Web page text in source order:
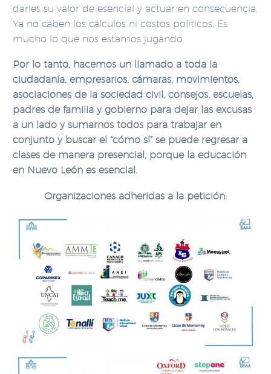
darles su valor de esencial y actuar en consecuencia.
Ya no caben los cálculos ni costos políticos. Es
mucho lo que nos estamos jugando.
Por lo tanto, hacemos un llamado a toda la
ciudadanía, empresarios, cámaras, movimientos,
asociaciones de la sociedad civil, consejos, escuelas,
padres de familia y gobierno para dejar las excusas
a un lado y sumarnos todos para trabajar en
conjunto y buscar el “cómo sí” se puede regresar a
clases de manera presencial, porque la educación
en Nuevo León es esencial.
Organizaciones adheridas a la petición: